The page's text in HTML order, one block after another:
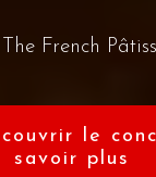
French
le
savoir plus